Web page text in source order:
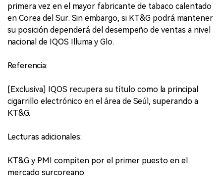
primera vez en el mayor fabricante de tabaco calentado
en Corea del Sur. Sin embargo, si KT&G podrá mantener
su posición dependerá del desempeño de ventas a nivel
nacional de IQOS Illuma y Glo.
Referencia:
[Exclusiva] IQOS recupera su título como la principal
cigarrillo electrónico en el área de Seúl, superando a
KT&G.
Lecturas adicionales:
KT&G y PMI compiten por el primer puesto en el
mercado surcoreano.